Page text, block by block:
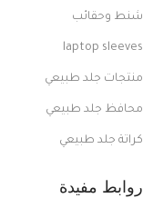
شنط وحقائب
laptop sleeves
منتجات جلد طبيعي
محافظ جلد طبيعي
كراتة جلد طبيعي
روابط مفيدة